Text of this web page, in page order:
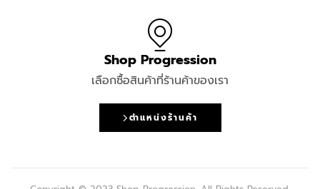
Shop Progression
เลือกซื้อสินค้าที่ร้านค้าของเรา
ตำแหน่งร้านค้า